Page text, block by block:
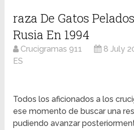
raza De Gatos
Rusia En 1994
Crucigramas 911 8 July
ES
Todos los aficionados a los
ese momento de buscar una
pudiendo avanzar